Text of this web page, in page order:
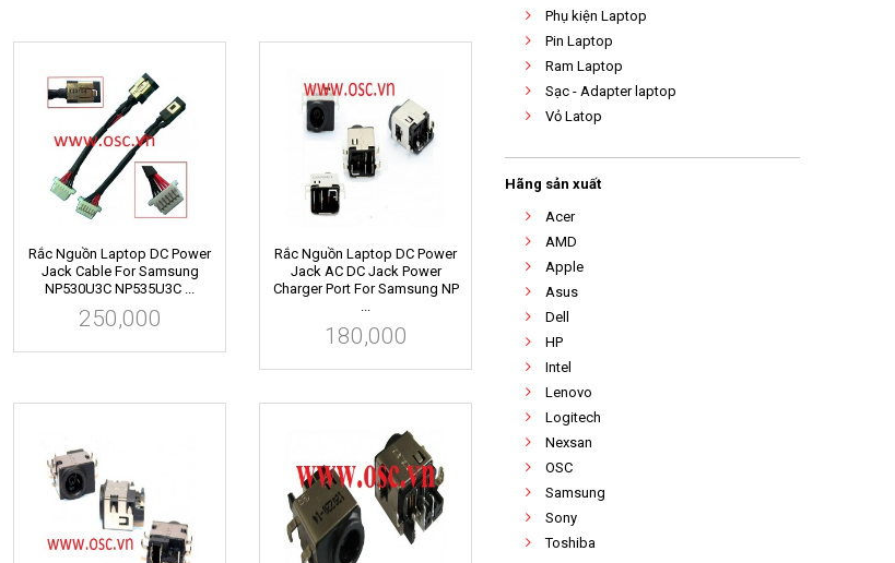
Rắc Nguồn Laptop DC Power
Jack Cable For Samsung
NP530U3C NP535U3C ...
250,000
Rắc Nguồn Laptop DC Power
Jack AC DC Jack Power
Charger Port For Samsung NP
...
180,000
Phụ kiện Laptop
Pin Laptop
Ram Laptop
Sạc - Adapter laptop
Vỏ Latop
Hãng sản xuất
Acer
AMD
Apple
Asus
Dell
HP
Intel
Lenovo
Logitech
Nexsan
OSC
Samsung
Sony
Toshiba